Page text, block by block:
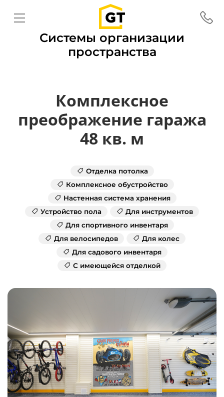
Системы организации
пространства
Комплексное
преображение гаража
48 кв. м
Отделка потолка
Комплексное обустройство
Настенная система хранения
Устройство пола
Для инструментов
Для спортивного инвентаря
Для велосипедов
Для колес
Для садового инвентаря
С имеющейся отделкой